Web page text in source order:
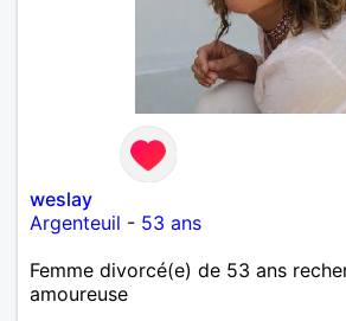
weslay
Argenteuil - 53 ans
Femme divorcé(e) de 53 ans
amoureuse